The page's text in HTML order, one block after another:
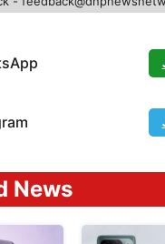
News